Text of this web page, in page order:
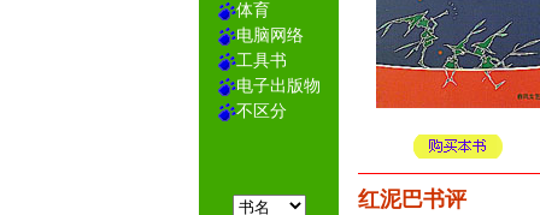
体育
电脑网络
工具书
电子出版物
不区分
红泥巴书评